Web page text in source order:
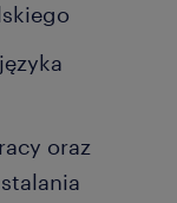
oraz